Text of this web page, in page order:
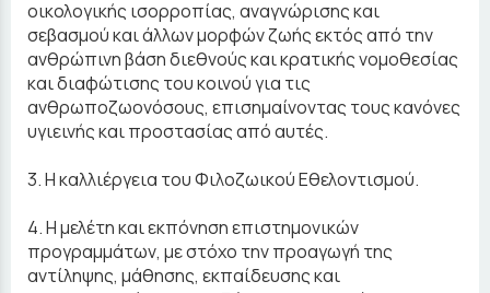
οικολογικής ισορροπίας, αναγνώρισης και
σεβασμού και άλλων μορφών ζωής εκτός από την
ανθρώπινη βάση διεθνούς και κρατικής νομοθεσίας
και διαφώτισης του κοινού για τις
ανθρωποζωονόσους, επισημαίνοντας τους κανόνες
υγιεινής και προστασίας από αυτές.
3. Η καλλιέργεια του Φιλοζωικού Εθελοντισμού.
4. Η μελέτη και εκπόνηση επιστημονικών
προγραμμάτων, με στόχο την προαγωγή της
αντίληψης, μάθησης, εκπαίδευσης και